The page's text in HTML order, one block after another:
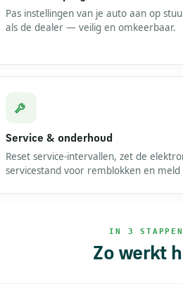
Pas instellingen van je auto aan op
als de dealer — veilig en omkeerbaar.
Service & onderhoud
Reset service-intervallen, zet de
servicestand voor remblokken en meld
IN 3 STAPPEN
Zo werkt